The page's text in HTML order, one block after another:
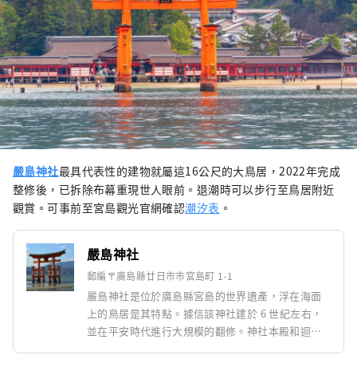
嚴島神社最具代表性的建物就屬這16公尺的大鳥居，2022年完成
整修後，已拆除布幕重現世人眼前。退潮時可以步行至鳥居附近
觀賞。可事前至宮島觀光官網確認潮汐表 。
嚴島神社
郵編〒廣島縣廿日市市宮島町 1-1
嚴島神社是位於廣島縣宮島的世界遺產，浮在海面
上的鳥居是其特點。據信該神社建於 6 世紀左右，
並在平安時代進行大規模的翻修。神社本殿和迴廊